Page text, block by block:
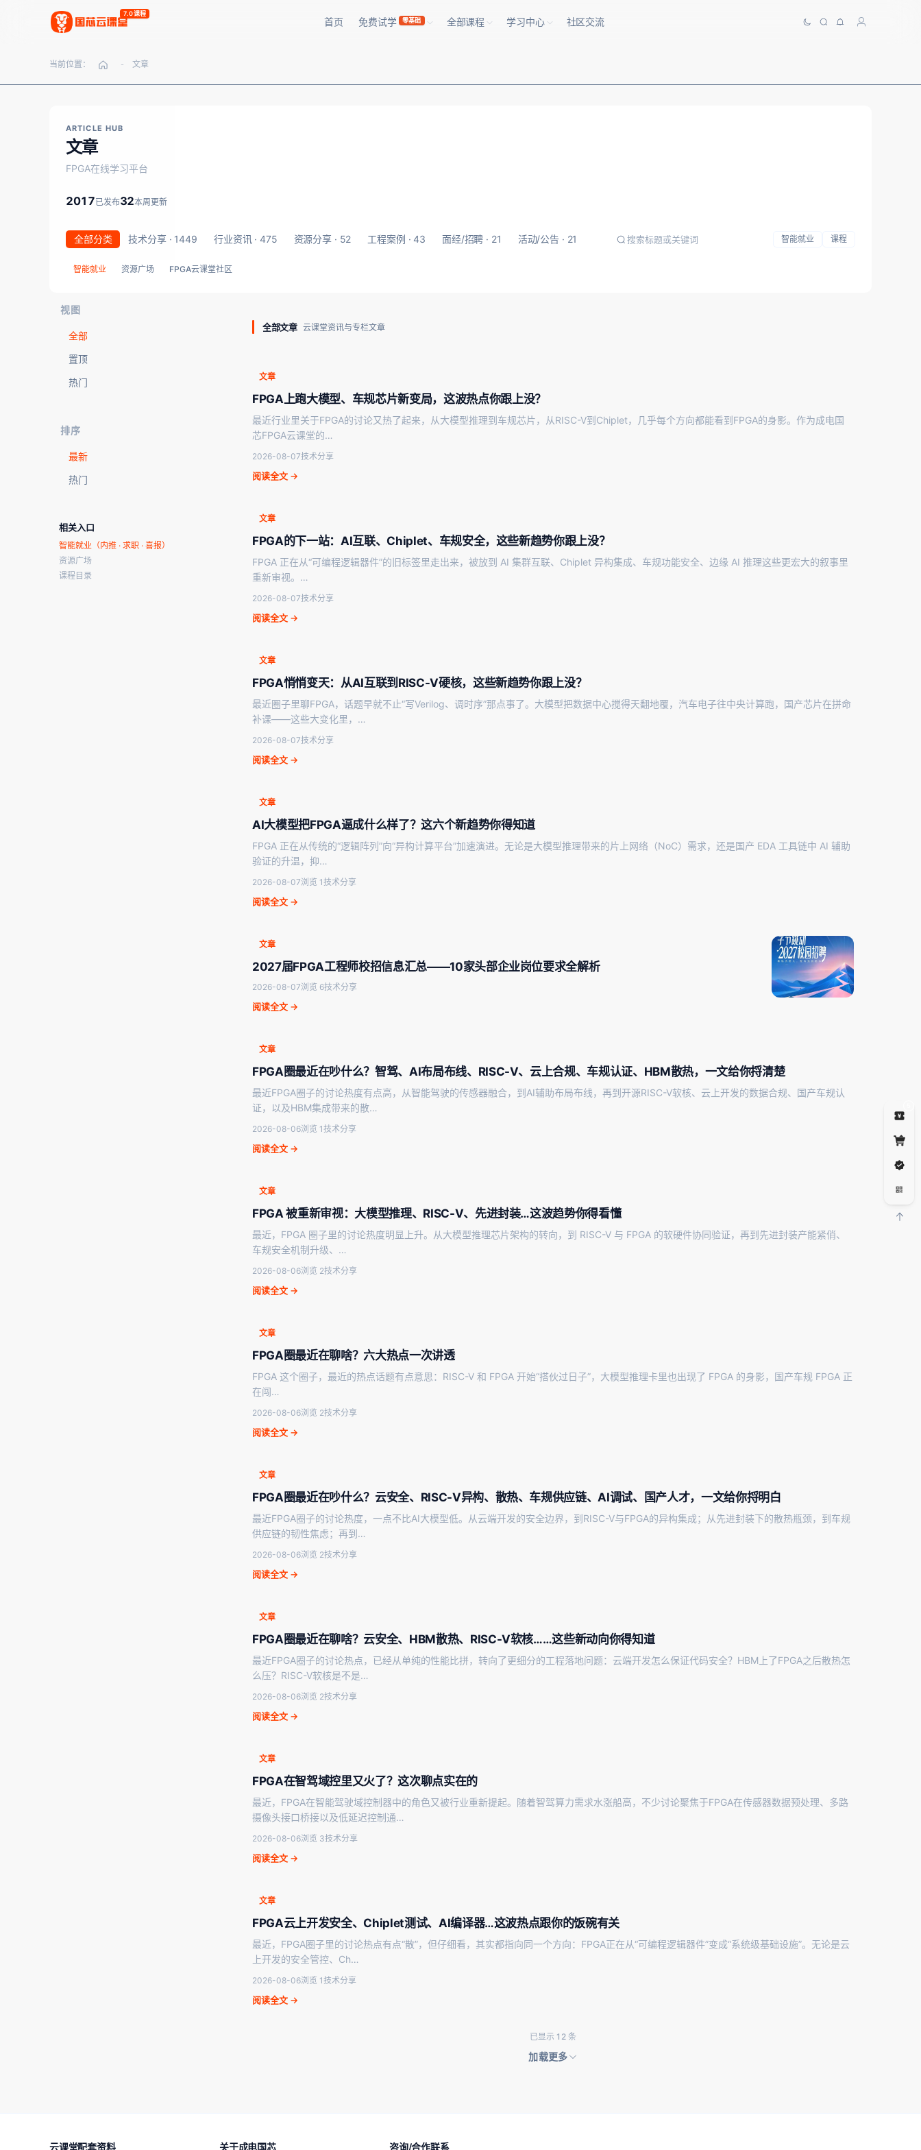
7.0课程
首页 免费试学 零基础 全部课程 学习中心 社区交流
当前位置： - 文章
ARTICLE HUB
文章
FPGA在线学习平台
2017已发布32本周更新
全部分类 技术分享 · 1449 行业资讯 · 475 资源分享 · 52 工程案例 · 43 面经/招聘 · 21 活动/公告 · 21 智能就业 课程
智能就业 资源广场 FPGA云课堂社区
视图
全部
置顶
热门
排序
最新
热门
相关入口
智能就业（内推 · 求职 · 喜报）
资源广场
课程目录
全部文章 云课堂资讯与专栏文章
文章
FPGA上跑大模型、车规芯片新变局，这波热点你跟上没？
最近行业里关于FPGA的讨论又热了起来，从大模型推理到车规芯片，从RISC-V到Chiplet，几乎每个方向都能看到FPGA的身影。作为成电国
芯FPGA云课堂的…
2026-08-07技术分享
阅读全文 →
文章
FPGA的下一站：AI互联、Chiplet、车规安全，这些新趋势你跟上没？
FPGA 正在从“可编程逻辑器件”的旧标签里走出来，被放到 AI 集群互联、Chiplet 异构集成、车规功能安全、边缘 AI 推理这些更宏大的叙事里
重新审视。…
2026-08-07技术分享
阅读全文 →
文章
FPGA悄悄变天：从AI互联到RISC-V硬核，这些新趋势你跟上没？
最近圈子里聊FPGA，话题早就不止“写Verilog、调时序”那点事了。大模型把数据中心搅得天翻地覆，汽车电子往中央计算跑，国产芯片在拼命
补课——这些大变化里，…
2026-08-07技术分享
阅读全文 →
文章
AI大模型把FPGA逼成什么样了？这六个新趋势你得知道
FPGA 正在从传统的“逻辑阵列”向“异构计算平台”加速演进。无论是大模型推理带来的片上网络（NoC）需求，还是国产 EDA 工具链中 AI 辅助
验证的升温，抑…
2026-08-07浏览 1技术分享
阅读全文 →
文章
2027届FPGA工程师校招信息汇总——10家头部企业岗位要求全解析
2026-08-07浏览 6技术分享
阅读全文 →
文章
FPGA圈最近在吵什么？智驾、AI布局布线、RISC-V、云上合规、车规认证、HBM散热，一文给你捋清楚
最近FPGA圈子的讨论热度有点高，从智能驾驶的传感器融合，到AI辅助布局布线，再到开源RISC-V软核、云上开发的数据合规、国产车规认
证，以及HBM集成带来的散…
2026-08-06浏览 1技术分享
阅读全文 →
文章
FPGA 被重新审视：大模型推理、RISC-V、先进封装…这波趋势你得看懂
最近，FPGA 圈子里的讨论热度明显上升。从大模型推理芯片架构的转向，到 RISC-V 与 FPGA 的软硬件协同验证，再到先进封装产能紧俏、
车规安全机制升级、…
2026-08-06浏览 2技术分享
阅读全文 →
文章
FPGA圈最近在聊啥？六大热点一次讲透
FPGA 这个圈子，最近的热点话题有点意思：RISC-V 和 FPGA 开始“搭伙过日子”，大模型推理卡里也出现了 FPGA 的身影，国产车规 FPGA 正
在闯…
2026-08-06浏览 2技术分享
阅读全文 →
文章
FPGA圈最近在吵什么？云安全、RISC-V异构、散热、车规供应链、AI调试、国产人才，一文给你捋明白
最近FPGA圈子的讨论热度，一点不比AI大模型低。从云端开发的安全边界，到RISC-V与FPGA的异构集成；从先进封装下的散热瓶颈，到车规
供应链的韧性焦虑；再到…
2026-08-06浏览 2技术分享
阅读全文 →
文章
FPGA圈最近在聊啥？云安全、HBM散热、RISC-V软核……这些新动向你得知道
最近FPGA圈子的讨论热点，已经从单纯的性能比拼，转向了更细分的工程落地问题：云端开发怎么保证代码安全？HBM上了FPGA之后散热怎
么压？RISC-V软核是不是…
2026-08-06浏览 2技术分享
阅读全文 →
文章
FPGA在智驾域控里又火了？这次聊点实在的
最近，FPGA在智能驾驶域控制器中的角色又被行业重新提起。随着智驾算力需求水涨船高，不少讨论聚焦于FPGA在传感器数据预处理、多路
摄像头接口桥接以及低延迟控制通…
2026-08-06浏览 3技术分享
阅读全文 →
文章
FPGA云上开发安全、Chiplet测试、AI编译器…这波热点跟你的饭碗有关
最近，FPGA圈子里的讨论热点有点“散”，但仔细看，其实都指向同一个方向：FPGA正在从“可编程逻辑器件”变成“系统级基础设施”。无论是云
上开发的安全管控、Ch…
2026-08-06浏览 1技术分享
阅读全文 →
已显示 12 条
加载更多
云课堂配套资料 关于成电国芯 咨询/合作联系